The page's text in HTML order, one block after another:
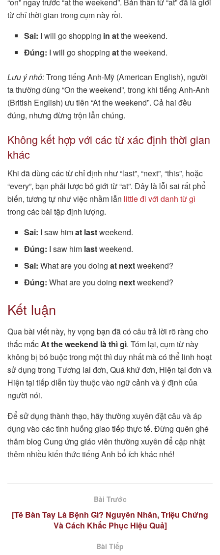
từ chỉ thời gian trong cụm này rồi.
Sai: I will go shopping in atthe weekend.
Đúng: I will go shoppingatthe weekend.
Lưu ý nhỏ:Trong tiếng Anh-Mỹ (American English), người
ta thường dùng “On the weekend”, trong khi tiếng Anh-Anh
(British English) ưu tiên “At the weekend”. Cả hai đều
đúng, nhưng đừng trộn lẫn chúng.
Không kết hợp với các từ xác định thời gian
khác
Khi đã dùng các từ chỉ định như “last”, “next”, “this”, hoặc
“every”, bạn phải lược bỏ giới từ “at”. Đây là lỗi sai rất phổ
biến, tương tự như việc nhầm lẫn little đi với danh từ gì
trong các bài tập định lượng.
Sai: I saw himat lastweekend.
Đúng: I saw him lastweekend.
Sai: What are you doingat nextweekend?
Đúng: What are you doing nextweekend?
Kết luận
Qua bài viết này, hy vọng bạn đã có câu trả lời rõ ràng cho
thắc mắcAt the weekend là thì gì. Tóm lại, cụm từ này
không bị bó buộc trong một thì duy nhất mà có thể linh hoạt
sử dụng trong Tương lai đơn, Quá khứ đơn, Hiện tại đơn và
Hiện tại tiếp diễn tùy thuộc vào ngữ cảnh và ý định của
người nói.
Để sử dụng thành thạo, hãy thường xuyên đặt câu và áp
dụng vào các tình huống giao tiếp thực tế. Đừng quên ghé
thăm blog Cung ứng giáo viên thường xuyên để cập nhật
thêm nhiều kiến thức tiếng Anh bổ ích khác nhé!
Bài Trước
[Tê Bàn Tay Là Bệnh Gì? Nguyên Nhân, Triệu Chứng
Và Cách Khắc Phục Hiệu Quả]
Bài Tiếp